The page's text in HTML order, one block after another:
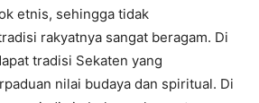
etnis, sehingga tidak
rakyatnya sangat beragam. Di
tradisi Sekaten yang
nilai budaya dan spiritual. Di